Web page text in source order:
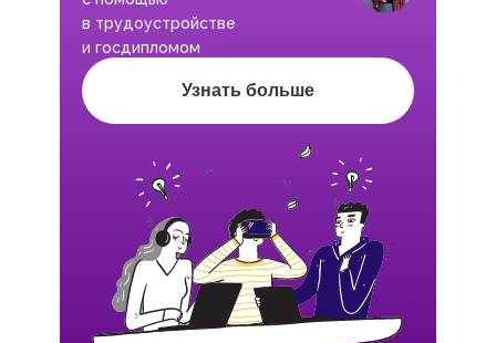
в трудоустройстве
и госдипломом
Узнать больше